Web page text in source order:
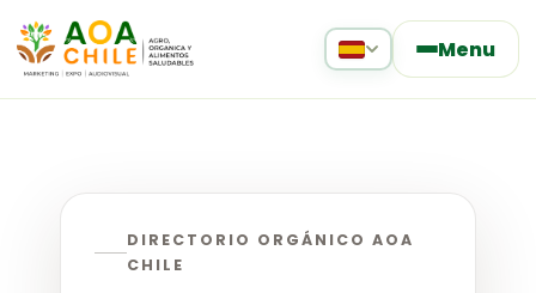
Menu
DIRECTORIO ORGÁNICO AOA
CHILE